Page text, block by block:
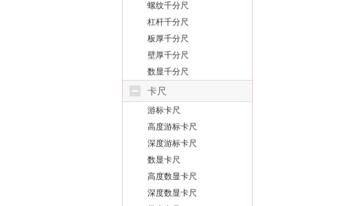
螺纹千分尺
杠杆千分尺
板厚千分尺
壁厚千分尺
数显千分尺
卡尺
游标卡尺
高度游标卡尺
深度游标卡尺
数显卡尺
高度数显卡尺
深度数显卡尺